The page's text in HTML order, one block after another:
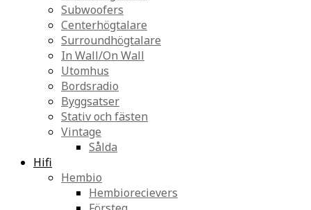
Subwoofers
Centerhögtalare
Surroundhögtalare
In Wall/On Wall
Utomhus
Bordsradio
Byggsatser
Stativ och fästen
Vintage
Sålda
Hifi
Hembio
Hembiorecievers